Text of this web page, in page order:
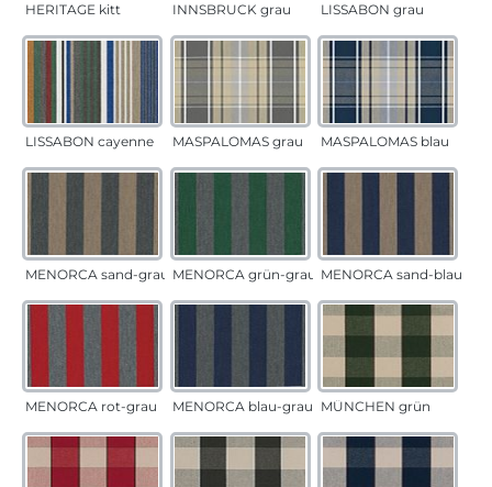
HERITAGE kitt INNSBRUCK grau LISSABON grau
LISSABON cayenne MASPALOMAS grau MASPALOMAS blau
MENORCA sand-grau MENORCA grün-grau MENORCA sand-blau
MENORCA rot-grau MENORCA blau-grau MÜNCHEN grün